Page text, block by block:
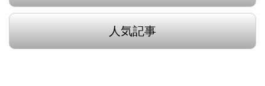
人気記事